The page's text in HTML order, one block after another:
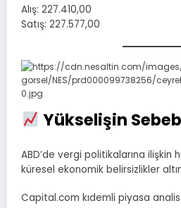
Alış: 227.410,00
Satış: 227.577,00
Yükselişin
ABD’de vergi politikalarına ilişkin
küresel ekonomik belirsizlikler
Capital.com kıdemli piyasa